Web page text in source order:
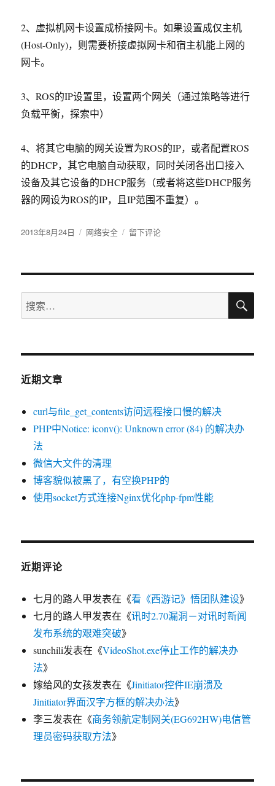
2、虚拟机网卡设置成桥接网卡。如果设置成仅主机
(Host-Only)，则需要桥接虚拟网卡和宿主机能上网的
网卡。
3、ROS的IP设置里，设置两个网关（通过策略等进行
负载平衡，探索中）
4、将其它电脑的网关设置为ROS的IP，或者配置ROS
的DHCP，其它电脑自动获取，同时关闭各出口接入
设备及其它设备的DHCP服务（或者将这些DHCP服务
器的网设为ROS的IP，且IP范围不重复）。
发
2013年8月24日
分
网络安全
于
路
境
虚
转
路
留下评论
搜
索：
搜
近期文章
curl与file_get_contents访问远程接口慢的解决
PHP中Notice: iconv(): Unknown error (84) 的解决办
法
微信大文件的清理
博客貌似被黑了，有空换PHP的
使用socket方式连接Nginx优化php-fpm性能
近期评论
七月的路人甲发表在《看《西游记》悟团队建设》
七月的路人甲发表在《讯时2.70漏洞－对讯时新闻
发布系统的艰难突破》
sunchili发表在《VideoShot.exe停止工作的解决办
法》
嫁给风的女孩发表在《Jinitiator控件IE崩溃及
Jinitiator界面汉字方框的解决办法》
李三发表在《商务领航定制网关(EG692HW)电信管
理员密码获取方法》